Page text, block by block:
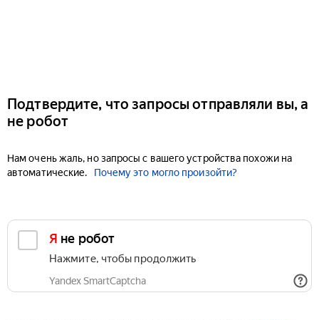
Подтвердите, что запросы отправляли вы, а
не робот
Нам очень жаль, но запросы с вашего устройства похожи на
автоматические.
Почему это могло произойти?
Я не робот
Нажмите, чтобы продолжить
Yandex SmartCaptcha